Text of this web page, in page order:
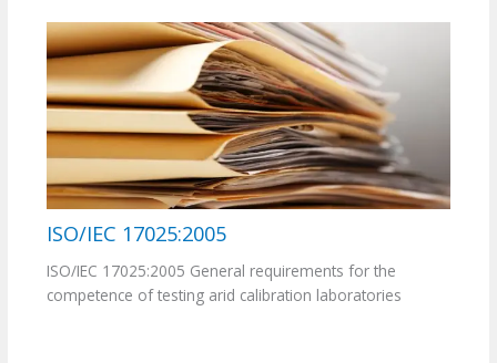
ISO/IEC 17025:2005
ISO/IEC 17025:2005 General requirements for the
competence of testing arid calibration laboratories